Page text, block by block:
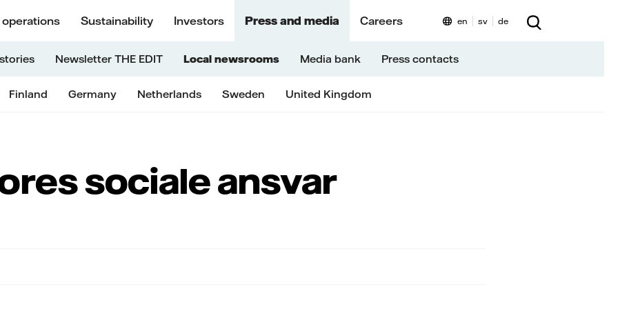
operations Sustainability Investors Press and media Careers
Newsletter THE EDIT Local newsrooms Media bank Press contacts
Finland Germany Netherlands Sweden United Kingdom
en sv de
sociale ansvar